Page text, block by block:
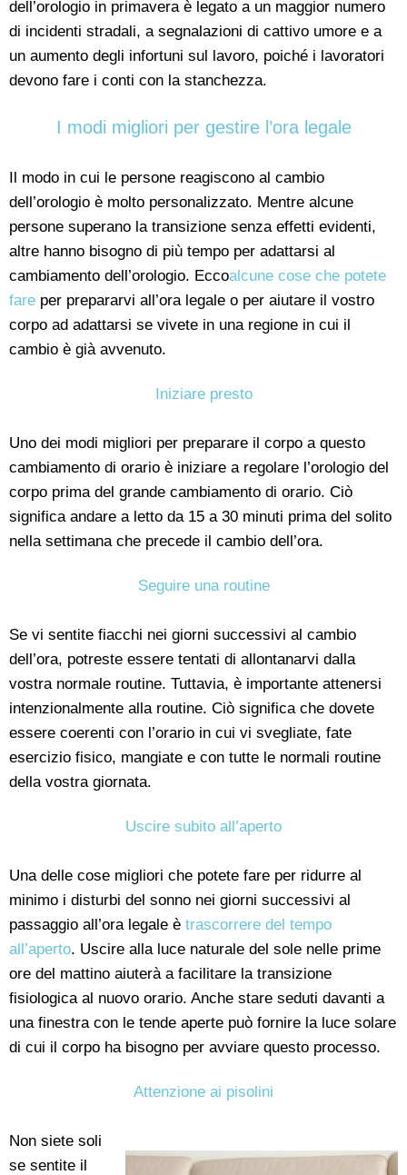
dell’orologio in primavera è legato a un maggior numero
di incidenti stradali, a segnalazioni di cattivo umore e a
un aumento degli infortuni sul lavoro, poiché i lavoratori
devono fare i conti con la stanchezza.
I modi migliori per gestire l’ora legale
Il modo in cui le persone reagiscono al cambio
dell’orologio è molto personalizzato. Mentre alcune
persone superano la transizione senza effetti evidenti,
altre hanno bisogno di più tempo per adattarsi al
cambiamento dell’orologio. Eccoalcune cose che potete
fare per prepararvi all’ora legale o per aiutare il vostro
corpo ad adattarsi se vivete in una regione in cui il
cambio è già avvenuto.
Iniziare presto
Uno dei modi migliori per preparare il corpo a questo
cambiamento di orario è iniziare a regolare l’orologio del
corpo prima del grande cambiamento di orario. Ciò
significa andare a letto da 15 a 30 minuti prima del solito
nella settimana che precede il cambio dell’ora.
Seguire una routine
Se vi sentite fiacchi nei giorni successivi al cambio
dell’ora, potreste essere tentati di allontanarvi dalla
vostra normale routine. Tuttavia, è importante attenersi
intenzionalmente alla routine. Ciò significa che dovete
essere coerenti con l’orario in cui vi svegliate, fate
esercizio fisico, mangiate e con tutte le normali routine
della vostra giornata.
Uscire subito all’aperto
Una delle cose migliori che potete fare per ridurre al
minimo i disturbi del sonno nei giorni successivi al
passaggio all’ora legale è trascorrere del tempo
all’aperto. Uscire alla luce naturale del sole nelle prime
ore del mattino aiuterà a facilitare la transizione
fisiologica al nuovo orario. Anche stare seduti davanti a
una finestra con le tende aperte può fornire la luce solare
di cui il corpo ha bisogno per avviare questo processo.
Attenzione ai pisolini
Non siete soli
se sentite il